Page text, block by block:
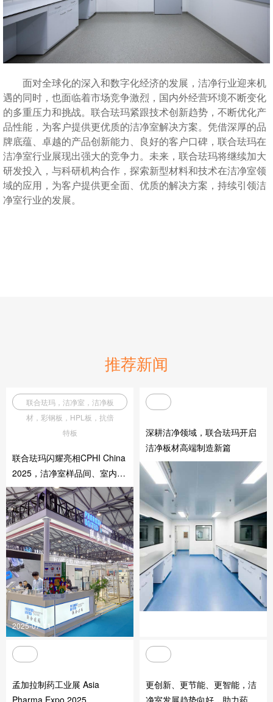
面对全球化的深入和数字化经济的发展，洁净行业迎来机
遇的同时，也面临着市场竞争激烈，国内外经营环境不断变化
的多重压力和挑战。联合珐玛紧跟技术创新趋势，不断优化产
品性能，为客户提供更优质的洁净室解决方案。凭借深厚的品
牌底蕴、卓越的产品创新能力、良好的客户口碑，联合珐玛在
洁净室行业展现出强大的竞争力。未来，联合珐玛将继续加大
研发投入，与科研机构合作，探索新型材料和技术在洁净室领
域的应用，为客户提供更全面、优质的解决方案，持续引领洁
净室行业的发展。
推荐新闻
联合珐玛，洁净室，洁净板
材，彩钢板，HPL板，抗倍
特板
联合珐玛闪耀亮相CPHI China
2025，洁净室样品间、室内模
块化模型等多元产品广受关注
2025-07-11
深耕洁净领域，联合珐玛开启
洁净板材高端制造新篇
孟加拉制药工业展 Asia
Pharma Expo 2025
更创新、更节能、更智能，洁
净室发展趋势向好，助力药企